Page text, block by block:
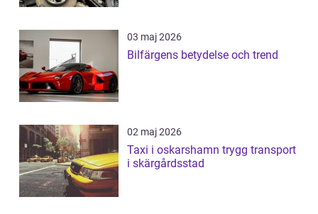
03 maj 2026
Bilfärgens betydelse och trend
02 maj 2026
Taxi i oskarshamn trygg transport
i skärgårdsstad